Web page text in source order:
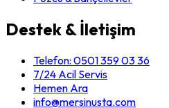
Destek & İletişim
Telefon: 0501 359 03 36
7/24 Acil Servis
Hemen Ara
info@mersinusta.com